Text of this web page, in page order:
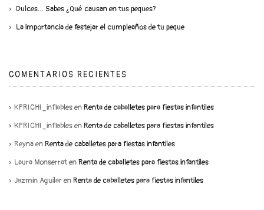
Dulces… Sabes ¿Qué causan en tus peques?
La importancia de festejar el cumpleaños de tu peque
COMENTARIOS RECIENTES
KPRICHI_inflablesenRenta de caballetes para fiestas infantiles
KPRICHI_inflablesenRenta de caballetes para fiestas infantiles
ReynaenRenta de caballetes para fiestas infantiles
Laura MonserratenRenta de caballetes para fiestas infantiles
Jazmin AguilarenRenta de caballetes para fiestas infantiles